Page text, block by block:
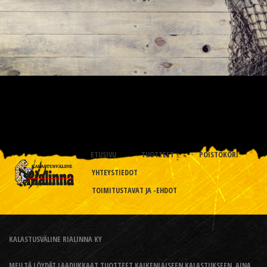
ETUSIVU TUOTTEET
POISTOKORI
YHTEYSTIEDOT
TOIMITUSTAVAT JA -EHDOT
KALASTUSVÄLINE RIALINNA KY